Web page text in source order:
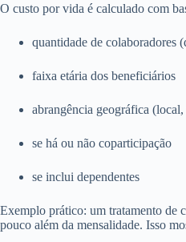
O custo por vida é calculado com
quantidade de colaboradores
faixa etária dos beneficiários
abrangência geográfica
se há ou não coparticipação
se inclui dependentes
Exemplo prático: um tratamento de
pouco além da mensalidade. Isso